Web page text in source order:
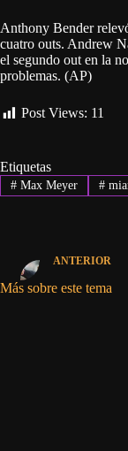
Anthony Bender
cuatro outs. Andrew
el segundo out en la
problemas. (AP)
Post Views: 11
Etiquetas
#Max Meyer #
ANTERIOR
Más sobre este tema